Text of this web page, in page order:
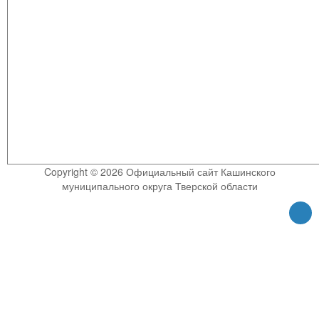
Copyright © 2026 Официальный сайт Кашинского
муниципального округа Тверской области